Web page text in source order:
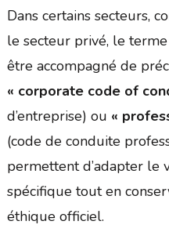
Dans certains secteurs,
le secteur privé, le
être accompagné de
« corporate code of
d’entreprise) ou «
(code de conduite
permettent d’adapter le
spécifique tout en
éthique officiel.